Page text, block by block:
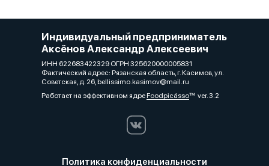
Индивидуальный предприниматель
Аксёнов Александр Алексеевич
ИНН 622683422329 ОГРН 325620000005831
Фактический адрес: Рязанская область, г. Касимов, ул.
Советская, д. 26, bellissimo.kasimov@mail.ru
Работает на эффективном ядреFoodpicássover. 3.2
Политика конфиденциальности